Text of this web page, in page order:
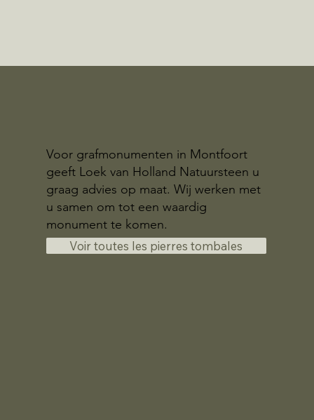
Voor grafmonumenten in Montfoort
geeft Loek van Holland Natuursteen u
graag advies op maat. Wij werken met
u samen om tot een waardig
monument te komen.
Voir toutes les pierres tombales